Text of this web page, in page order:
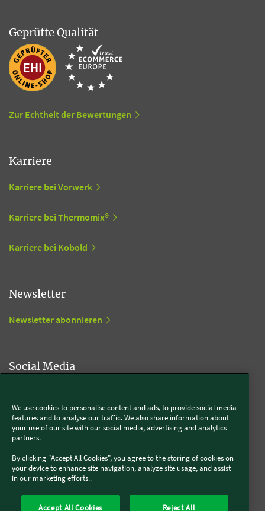
Geprüfte Qualität
Zur Echtheit der Bewertungen
Karriere
Karriere bei Vorwerk
Karriere bei Thermomix®
Karriere bei Kobold
Newsletter
Newsletter abonnieren
Social Media
Thermomix®
We use cookies to personalise content and ads, to provide social media
features and to analyse our traffic. We also share information about
your use of our site with our social media, advertising and analytics
partners.
By clicking "Accept All Cookies", you agree to the storing of cookies on
your device to enhance site navigation, analyze site usage, and assist
in our marketing efforts..
Accept All Cookies Reject All